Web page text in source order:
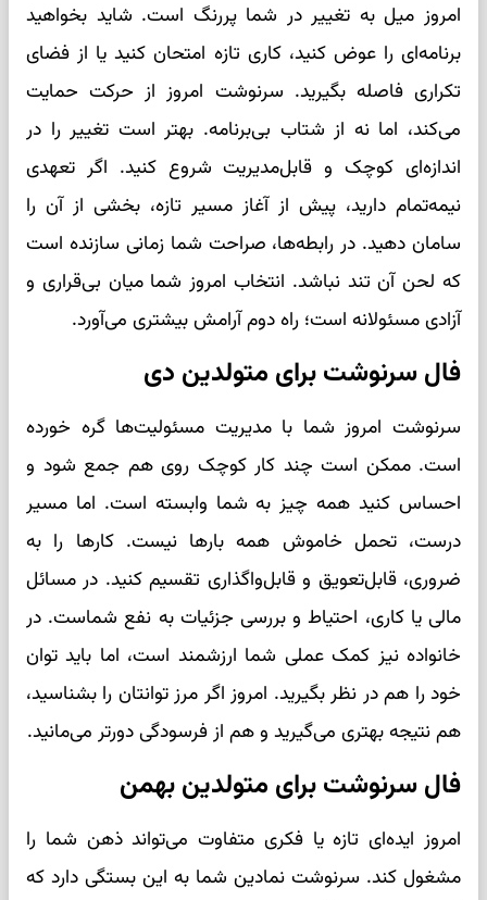
امروز میل به تغییر در شما پررنگ است. شاید بخواهید
برنامه‌ای را عوض کنید، کاری تازه امتحان کنید یا از فضای
تکراری فاصله بگیرید. سرنوشت امروز از حرکت حمایت
می‌کند، اما نه از شتاب بی‌برنامه. بهتر است تغییر را در
اندازه‌ای کوچک و قابل‌مدیریت شروع کنید. اگر تعهدی
نیمه‌تمام دارید، پیش از آغاز مسیر تازه، بخشی از آن را
سامان دهید. در رابطه‌ها، صراحت شما زمانی سازنده است
که لحن آن تند نباشد. انتخاب امروز شما میان بی‌قراری و
آزادی مسئولانه است؛ راه دوم آرامش بیشتری می‌آورد.
فال سرنوشت برای متولدین دی
سرنوشت امروز شما با مدیریت مسئولیت‌ها گره خورده
است. ممکن است چند کار کوچک روی هم جمع شود و
احساس کنید همه چیز به شما وابسته است. اما مسیر
درست، تحمل خاموش همه بارها نیست. کارها را به
ضروری، قابل‌تعویق و قابل‌واگذاری تقسیم کنید. در مسائل
مالی یا کاری، احتیاط و بررسی جزئیات به نفع شماست. در
خانواده نیز کمک عملی شما ارزشمند است، اما باید توان
خود را هم در نظر بگیرید. امروز اگر مرز توانتان را بشناسید،
هم نتیجه بهتری می‌گیرید و هم از فرسودگی دورتر می‌مانید.
فال سرنوشت برای متولدین بهمن
امروز ایده‌ای تازه یا فکری متفاوت می‌تواند ذهن شما را
مشغول کند. سرنوشت نمادین شما به این بستگی دارد که